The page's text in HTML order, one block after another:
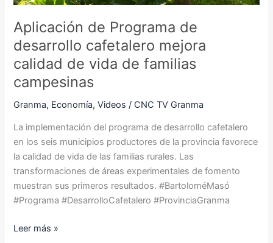
Aplicación de Programa de
desarrollo cafetalero mejora
calidad de vida de familias
campesinas
Granma, Economía,Videos / CNC TV Granma
La implementación del programa de desarrollo cafetalero
en los seis municipios productores de la provincia favorece
la calidad de vida de las familias rurales. Las
transformaciones de áreas experimentales de fomento
muestran sus primeros resultados. #BartoloméMasó
#Programa #DesarrolloCafetalero #ProvinciaGranma
vida
familias
campesinas
Leer más »